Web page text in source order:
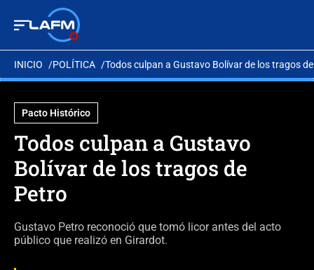
INICIO POLÍTICA Todos culpan a Gustavo Bolívar de los tragos
Pacto Histórico
Todos culpan a Gustavo
Bolívar de los tragos de
Petro
Gustavo Petro reconoció que tomó licor antes del acto
público que realizó en Girardot.